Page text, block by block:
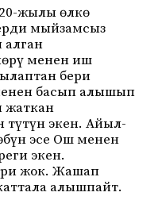
жылы өлкө
мыйзамсыз
менен иш
бери
басып алышып
жаткан
экен. Айыл-
эсе Ош менен
экен.
жок. Жашап
алышпайт.